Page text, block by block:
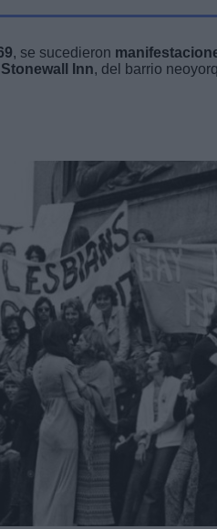
, se sucedieron
Stonewall Inn, del barrio